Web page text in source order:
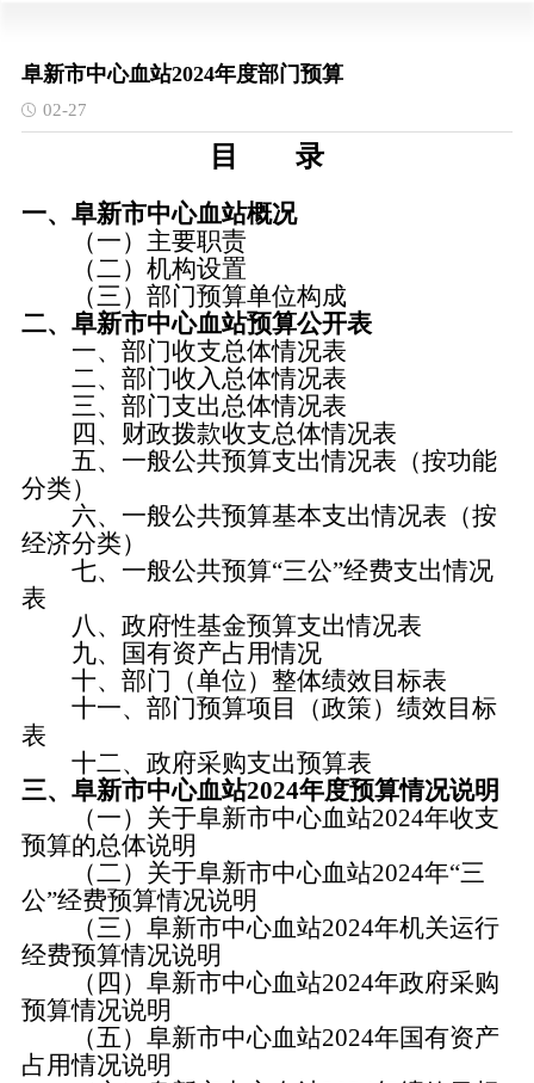
阜新市中心血站2024年度部门预算
02-27
目 录
一、阜新市中心血站概况
（一）主要职责
（二）机构设置
（三）部门预算单位构成
二、阜新市中心血站预算公开表
一、部门收支总体情况表
二、部门收入总体情况表
三、部门支出总体情况表
四、财政拨款收支总体情况表
五、一般公共预算支出情况表（按功能
分类）
六、一般公共预算基本支出情况表（按
经济分类）
七、一般公共预算“三公”经费支出情况
表
八、政府性基金预算支出情况表
九、国有资产占用情况
十、部门（单位）整体绩效目标表
十一、部门预算项目（政策）绩效目标
表
十二、政府采购支出预算表
三、阜新市中心血站2024年度预算情况说明
（一）关于阜新市中心血站2024年收支
预算的总体说明
（二）关于阜新市中心血站2024年“三
公”经费预算情况说明
（三）阜新市中心血站2024年机关运行
经费预算情况说明
（四）阜新市中心血站2024年政府采购
预算情况说明
（五）阜新市中心血站2024年国有资产
占用情况说明